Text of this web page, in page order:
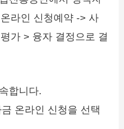
라인 신청예약 -> 사
가 > 융자 결정으로 결
합니다.
온라인 신청을 선택